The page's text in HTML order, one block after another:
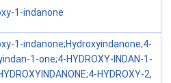
1-indanone
1-indanone;Hydroxyindanone;4-
1-one;4-HYDROXY-INDAN-1-
HYDROXY-2,